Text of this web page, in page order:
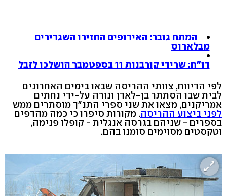
המתח גובר: האירופים החזירו השגרירים
מבלארוס
דו"ח: שרידי קורבנות 11 בספטמבר הושלכו לזבל
לפי הדיווח, צוותי ההריסה שבאו בימים האחרונים
לבית שבו הסתתר בן-לאדן ונורה על-ידי נחתים
אמריקנים, מצאו את שני ספרי התנ"ך מוסתרים ממש
לפני ביצוע ההריסה. מקורות סיפרו כי כמה מהדפים
בספרים - שניהם בגרסה אנגלית - קופלו פנימה,
וטקסטים מסוימים סומנו בהם.